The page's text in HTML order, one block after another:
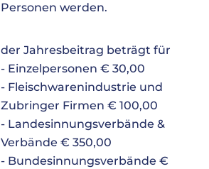
Personen werden.
der Jahresbeitrag beträgt für
- Einzelpersonen € 30,00
- Fleischwarenindustrie und
Zubringer Firmen € 100,00
- Landesinnungsverbände &
Verbände € 350,00
- Bundesinnungsverbände €